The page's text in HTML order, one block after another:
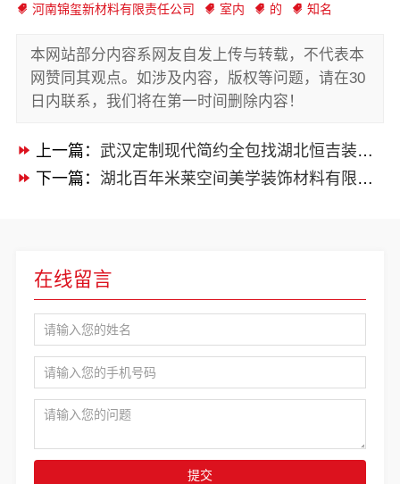
河南锦玺新材料有限责任公司 室内 的 知名
本网站部分内容系网友自发上传与转载，不代表本
网赞同其观点。如涉及内容，版权等问题，请在30
日内联系，我们将在第一时间删除内容！
上一篇： 武汉定制现代简约全包找湖北恒吉装饰材料有限公司
下一篇： 湖北百年米莱空间美学装饰材料有限公司高端整家装修老房改造
在线留言
提交